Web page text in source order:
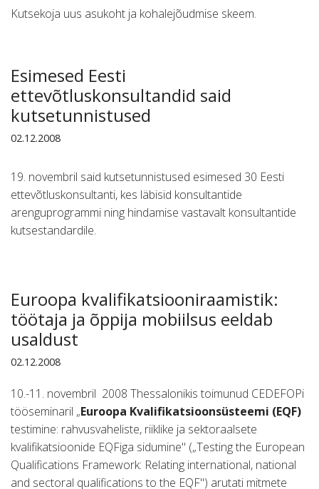
Kutsekoja uus asukoht ja kohalejõudmise skeem.
Esimesed Eesti
ettevõtluskonsultandid said
kutsetunnistused
02.12.2008
19. novembril said kutsetunnistused esimesed 30 Eesti
ettevõtluskonsultanti, kes läbisid konsultantide
arenguprogrammi ning hindamise vastavalt konsultantide
kutsestandardile.
Euroopa kvalifikatsiooniraamistik:
töötaja ja õppija mobiilsus eeldab
usaldust
02.12.2008
10.-11. novembril 2008 Thessalonikis toimunud CEDEFOPi
tööseminaril „Euroopa Kvalifikatsioonsüsteemi (EQF)
testimine: rahvusvaheliste, riiklike ja sektoraalsete
kvalifikatsioonide EQFiga sidumine" („Testing the European
Qualifications Framework: Relating international, national
and sectoral qualifications to the EQF") arutati mitmete